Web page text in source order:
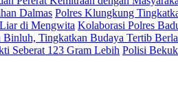
Polres Klungkung
Kolaborasi Polres
Polisi